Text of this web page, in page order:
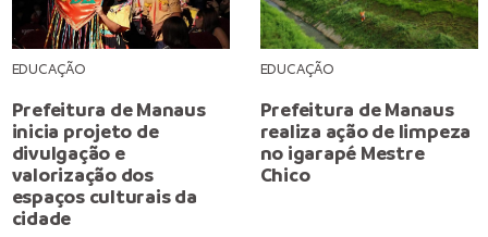
EDUCAÇÃO
Prefeitura de Manaus
inicia projeto de
divulgação e
valorização dos
espaços culturais da
cidade
EDUCAÇÃO
Prefeitura de Manaus
realiza ação de limpeza
no igarapé Mestre
Chico